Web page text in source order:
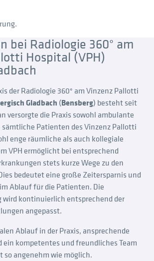
bei Radiologie 360° am
Hospital (VPH)
der Radiologie 360° am Vinzenz Pallotti
Gladbach (Bensberg) besteht seit
versorgte die Praxis sowohl ambulante
Patienten des Vinzenz Pallotti
enge räumliche als auch kollegiale
VPH ermöglicht bei entsprechend
stets kurze Wege zu den
bedeutet eine große Zeitersparnis und
Ablauf für die Patienten. Die
kontinuierlich entsprechend der
angepasst.
Ablauf in der Praxis, ansprechende
ein kompetentes und freundliches Team
angenehm wie möglich.